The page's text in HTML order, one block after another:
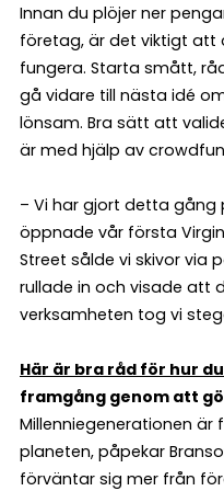
Innan du plöjer ner
företag, är det viktigt att
fungera. Starta smått,
gå vidare till nästa idé
lönsam. Bra sätt att
är med hjälp av
– Vi har gjort detta gång
öppnade vår första
Street sålde vi skivor via
rullade in och visade att
verksamheten tog vi
Här är bra råd för hur
framgång genom att
Millenniegenerationen
planeten, påpekar
förväntar sig mer från